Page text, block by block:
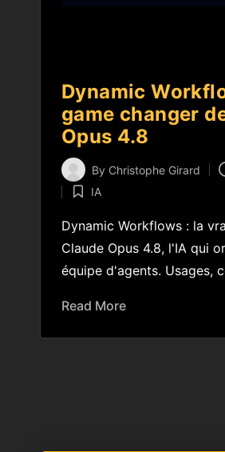
Dynamic
game changer
Opus 4.8
By Christophe Girard
IA
Dynamic Workflows : la
Claude Opus 4.8, l'IA qui
équipe d'agents. Usages,
Read More